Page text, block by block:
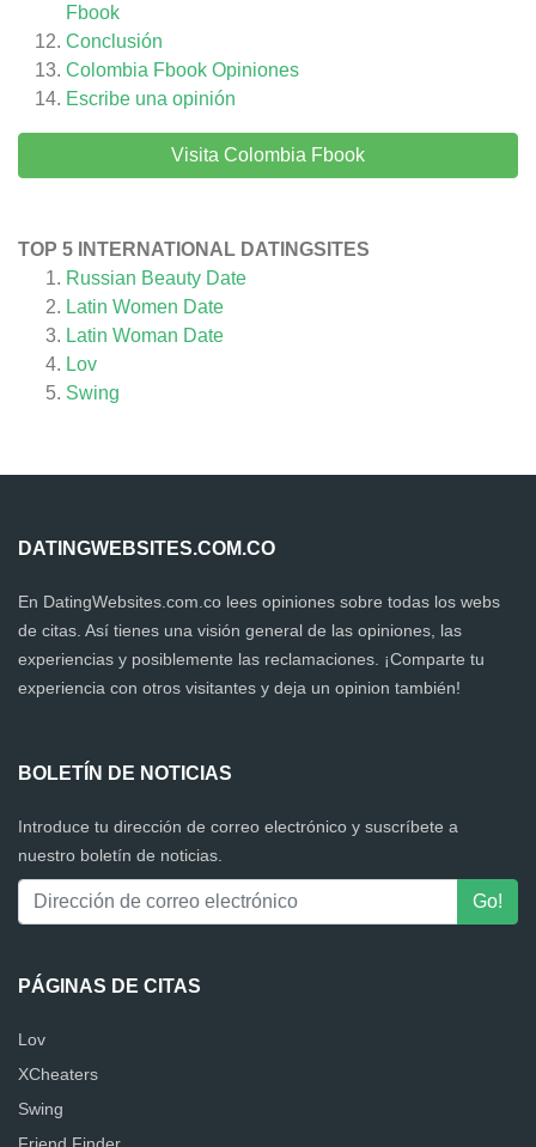
Fbook
Conclusión
Colombia Fbook Opiniones
Escribe una opinión
Visita Colombia Fbook
TOP 5 INTERNATIONAL DATINGSITES
Russian Beauty Date
Latin Women Date
Latin Woman Date
Lov
Swing
DATINGWEBSITES.COM.CO
En DatingWebsites.com.co lees opiniones sobre todas los webs
de citas. Así tienes una visión general de las opiniones, las
experiencias y posiblemente las reclamaciones. ¡Comparte tu
experiencia con otros visitantes y deja un opinion también!
BOLETÍN DE NOTICIAS
Introduce tu dirección de correo electrónico y suscríbete a
nuestro boletín de noticias.
PÁGINAS DE CITAS
Lov
XCheaters
Swing